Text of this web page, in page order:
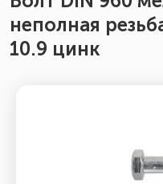
неполная
10.9 цинк